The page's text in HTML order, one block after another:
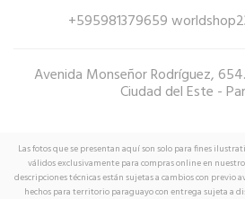
+595981379659
Avenida Monseñor Rodríguez,
Ciudad del Este -
Las fotos que se presentan aquí son solo para fines
válidos exclusivamente para compras online en
descripciones técnicas están sujetas a cambios con previo
hechos para territorio paraguayo con entrega sujeta a